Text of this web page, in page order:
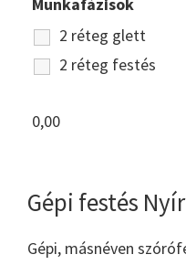
2 réteg glett
2 réteg festés
0,00
Gépi festés
Gépi, másnéven